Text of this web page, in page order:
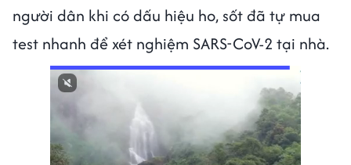
người dân khi có dấu hiệu ho, sốt đã tự mua
test nhanh để xét nghiệm SARS-CoV-2 tại nhà.